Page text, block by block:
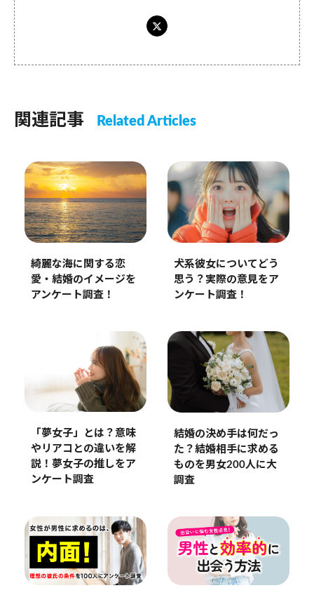
関連記事 Related Articles
綺麗な海に関する恋
愛・結婚のイメージを
アンケート調査！
犬系彼女についてどう
思う？実際の意見をア
ンケート調査！
「夢女子」とは？意味
やリアコとの違いを解
説！夢女子の推しをア
ンケート調査
結婚の決め手は何だっ
た？結婚相手に求める
ものを男女200人に大
調査